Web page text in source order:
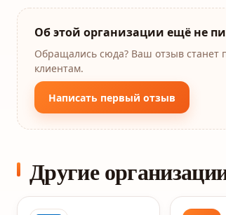
Об этой организации ещё не
Обращались сюда? Ваш отзыв
клиентам.
Написать первый отзыв
Другие